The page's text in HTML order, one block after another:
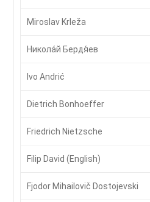
Miroslav Krleža
Никола́й Бердя́ев
Ivo Andrić
Dietrich Bonhoeffer
Friedrich Nietzsche
Filip David (English)
Fjodor Mihailovič Dostojevski